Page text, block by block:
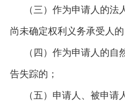
（三）作为申请人的法
尚未确定权利义务承受人的
（四）作为申请人的
告失踪的；
（五）申请人、被申